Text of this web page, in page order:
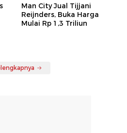
Man City Jual Tijjani
Reijnders, Buka Harga
Mulai Rp 1,3 Triliun